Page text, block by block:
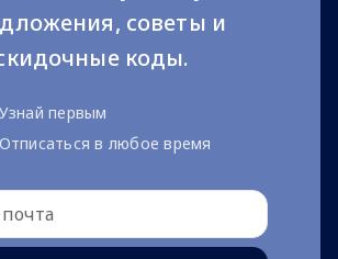
советы и
коды.
Узнай первым
Отписаться в любое время